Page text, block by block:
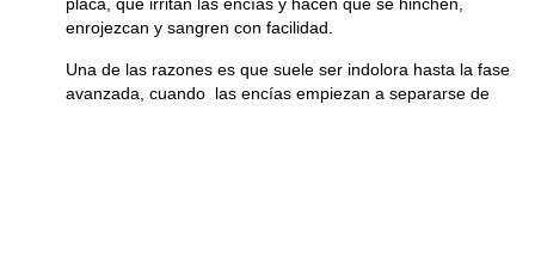
placa, que irritan las encías y hacen que se hinchen,
enrojezcan y sangren con facilidad.
Una de las razones es que suele ser indolora hasta la fase
avanzada, cuando las encías empiezan a separarse de